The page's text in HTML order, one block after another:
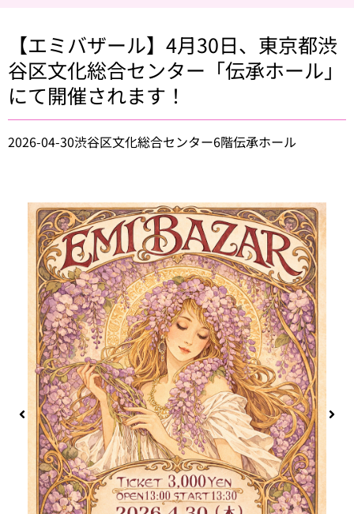
【エミバザール】4月30日、東京都渋
谷区文化総合センター「伝承ホール」
にて開催されます！
2026-04-30渋谷区文化総合センター6階伝承ホール